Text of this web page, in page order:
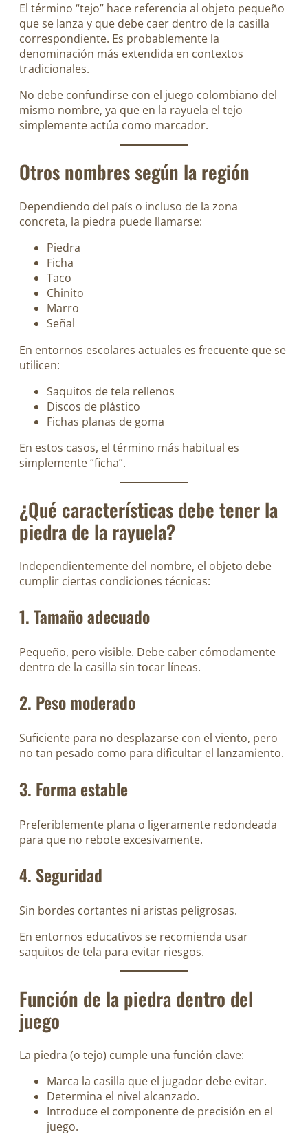
El término “tejo” hace referencia al objeto pequeño
que se lanza y que debe caer dentro de la casilla
correspondiente. Es probablemente la
denominación más extendida en contextos
tradicionales.
No debe confundirse con el juego colombiano del
mismo nombre, ya que en la rayuela el tejo
simplemente actúa como marcador.
Otros nombres según la región
Dependiendo del país o incluso de la zona
concreta, la piedra puede llamarse:
Piedra
Ficha
Taco
Chinito
Marro
Señal
En entornos escolares actuales es frecuente que se
utilicen:
Saquitos de tela rellenos
Discos de plástico
Fichas planas de goma
En estos casos, el término más habitual es
simplemente “ficha”.
¿Qué características debe tener la
piedra de la rayuela?
Independientemente del nombre, el objeto debe
cumplir ciertas condiciones técnicas:
1. Tamaño adecuado
Pequeño, pero visible. Debe caber cómodamente
dentro de la casilla sin tocar líneas.
2. Peso moderado
Suficiente para no desplazarse con el viento, pero
no tan pesado como para dificultar el lanzamiento.
3. Forma estable
Preferiblemente plana o ligeramente redondeada
para que no rebote excesivamente.
4. Seguridad
Sin bordes cortantes ni aristas peligrosas.
En entornos educativos se recomienda usar
saquitos de tela para evitar riesgos.
Función de la piedra dentro del
juego
La piedra (o tejo) cumple una función clave:
Marca la casilla que el jugador debe evitar.
Determina el nivel alcanzado.
Introduce el componente de precisión en el
juego.